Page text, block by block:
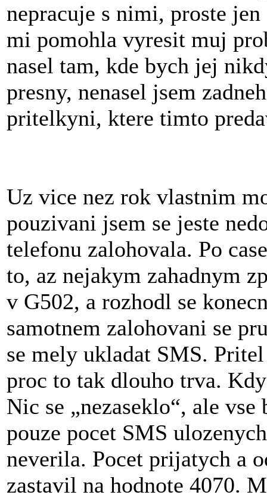
nepracuje s nimi, proste
mi pomohla vyresit muj
nasel tam, kde bych jej
presny, nenasel jsem
pritelkyni, ktere timto
Uz vice nez rok vlastnim
pouzivani jsem se jeste
telefonu zalohovala. Po
to, az nejakym zahadnym
v G502, a rozhodl se
samotnem zalohovani se
se mely ukladat SMS.
proc to tak dlouho trva.
Nic se „nezaseklo“, ale
pouze pocet SMS
neverila. Pocet prijatych a
zastavil na hodnote 4070.